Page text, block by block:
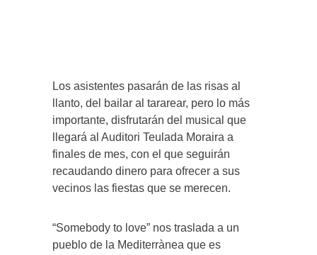
Los asistentes pasarán de las risas al
llanto, del bailar al tararear, pero lo más
importante, disfrutarán del musical que
llegará al Auditori Teulada Moraira a
finales de mes, con el que seguirán
recaudando dinero para ofrecer a sus
vecinos las fiestas que se merecen.
“Somebody to love” nos traslada a un
pueblo de la Mediterrànea que es